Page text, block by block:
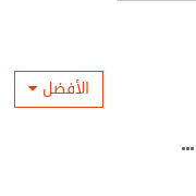
الأفضل